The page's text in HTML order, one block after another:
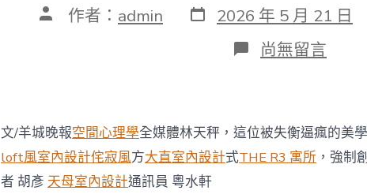
文 作者： admin 發
表
2026 年 5 月 21 日
在
〈廣
防
汛
Ⅳ
尚無留言
文/羊城晚報空間心理學全媒體林天秤，這位被失衡逼瘋的美
loft風室內設計侘寂風方大直室內設計式THE R3 寓所 ，強制
者 胡彥 天母室內設計通訊員 粵水軒